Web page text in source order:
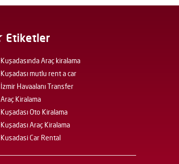
Etiketler
Kuşadasında Araç kiralama
Kuşadası mutlu rent a car
İzmir Havaalanı Transfer
Araç Kiralama
Kuşadası Oto Kiralama
Kuşadası Araç Kiralama
Kusadasi Car Rental